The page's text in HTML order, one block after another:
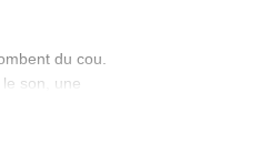
du cou.
son, une